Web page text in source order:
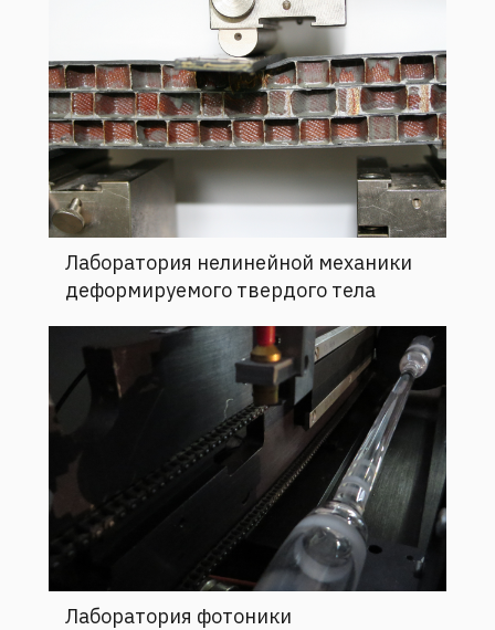
Лаборатория нелинейной механики
деформируемого твердого тела
Лаборатория фотоники